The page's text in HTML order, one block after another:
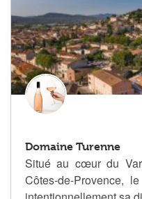
Domaine Turenne
Situé au cœur du
Côtes-de-Provence,